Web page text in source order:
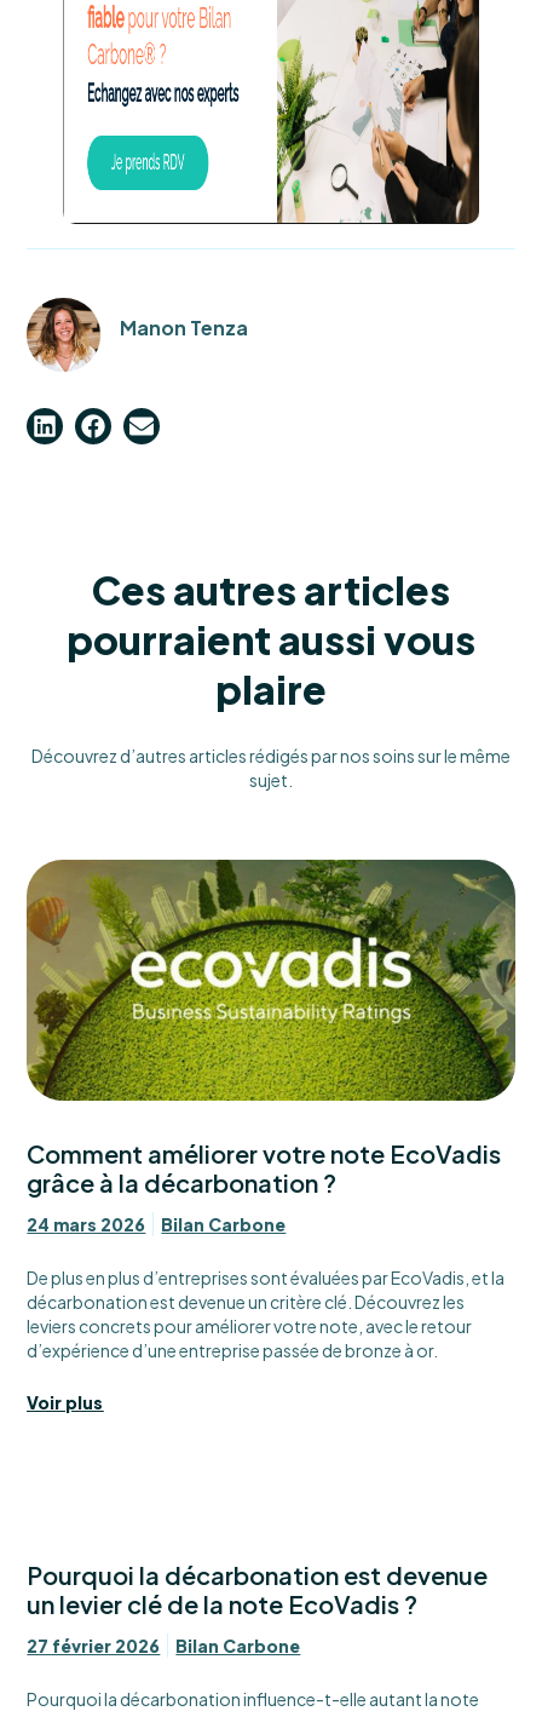
Manon Tenza
Ces autres articles
pourraient aussi vous
plaire
Découvrez d’autres articles rédigés par nos soins sur le même
sujet.
Comment améliorer votre note EcoVadis
grâce à la décarbonation ?
24 mars 2026 Bilan Carbone
De plus en plus d’entreprises sont évaluées par EcoVadis, et la
décarbonation est devenue un critère clé. Découvrez les
leviers concrets pour améliorer votre note, avec le retour
d’expérience d’une entreprise passée de bronze à or.
Voir plus
Pourquoi la décarbonation est devenue
un levier clé de la note EcoVadis ?
27 février 2026 Bilan Carbone
Pourquoi la décarbonation influence-t-elle autant la note